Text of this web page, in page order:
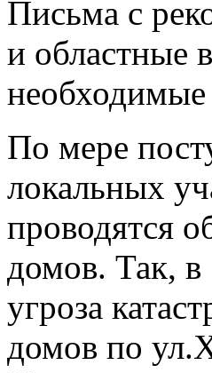
Письма с
и областные
По мере
локальных
проводятся
домов. Так, в
угроза
домов по